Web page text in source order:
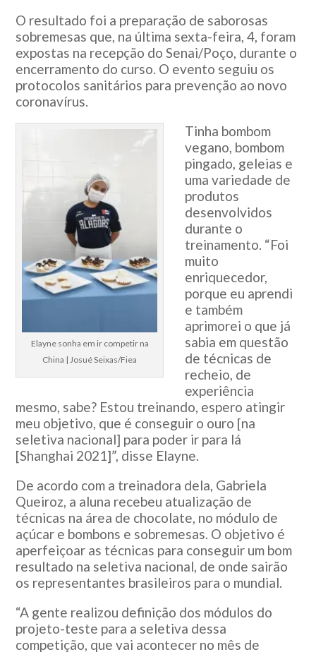
O resultado foi a preparação de saborosas
sobremesas que, na última sexta-feira, 4, foram
expostas na recepção do Senai/Poço, durante o
encerramento do curso. O evento seguiu os
protocolos sanitários para prevenção ao novo
coronavírus.
Elayne sonha em ir competir na
China | Josué Seixas/Fiea
Tinha bombom
vegano, bombom
pingado, geleias e
uma variedade de
produtos
desenvolvidos
durante o
treinamento. “Foi
muito
enriquecedor,
porque eu aprendi
e também
aprimorei o que já
sabia em questão
de técnicas de
recheio, de
experiência
mesmo, sabe? Estou treinando, espero atingir
meu objetivo, que é conseguir o ouro [na
seletiva nacional] para poder ir para lá
[Shanghai 2021]”, disse Elayne.
De acordo com a treinadora dela, Gabriela
Queiroz, a aluna recebeu atualização de
técnicas na área de chocolate, no módulo de
açúcar e bombons e sobremesas. O objetivo é
aperfeiçoar as técnicas para conseguir um bom
resultado na seletiva nacional, de onde sairão
os representantes brasileiros para o mundial.
“A gente realizou definição dos módulos do
projeto-teste para a seletiva dessa
competição, que vai acontecer no mês de